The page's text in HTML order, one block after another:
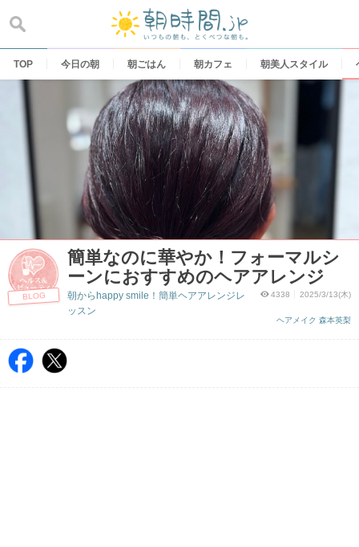
content
TOP 今日の朝 朝ごはん 朝カフェ 朝美人スタイル
BLOG
簡単なのに華やか！フォーマルシ
ーンにおすすめのヘアアレンジ
4338 2025/3/13(木)
ヘアメイク 森本英梨
朝からhappy smile！簡単ヘアアレンジレ
ッスン